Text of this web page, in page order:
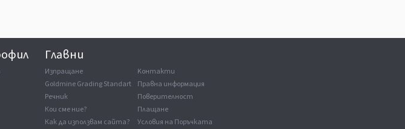
Главни
Изпращане
Goldmine Grading Standart
Речник
Кои сме ние?
Как да използвам сайта?
Kонтакти
Правна информация
Поверителност
Плащане
Условия на Поръчката